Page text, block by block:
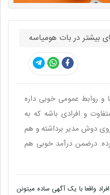
بیشتر در بات هومیاسه
و روابط عمومی خوبی داره
و افرادی باشه که به
دوش مدیر برداشته و هم
درضمن درآمد خوبی هم
واقعا با یک آگهی ساده میتونن